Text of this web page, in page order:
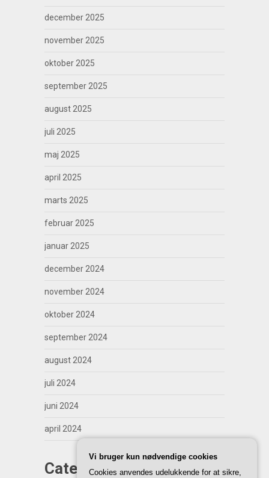
december 2025
november 2025
oktober 2025
september 2025
august 2025
juli 2025
maj 2025
april 2025
marts 2025
februar 2025
januar 2025
december 2024
november 2024
oktober 2024
september 2024
august 2024
juli 2024
juni 2024
april 2024
Categories
Vi bruger kun nødvendige cookies
Cookies anvendes udelukkende for at sikre,